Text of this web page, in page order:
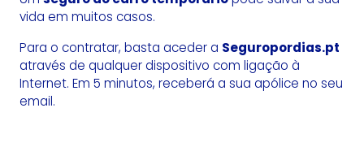
vida em muitos casos.
Para o contratar, basta aceder a Seguropordias.pt
através de qualquer dispositivo com ligação à
Internet. Em 5 minutos, receberá a sua apólice no seu
email.